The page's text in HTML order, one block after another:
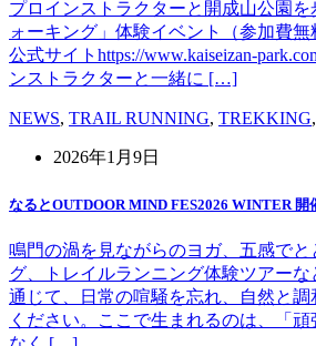
プロインストラクターと開成山公園
ォーキング」体験イベント（参加費無
公式サイトhttps://www.kaiseizan-
ンストラクターと一緒に […]
NEWS, TRAIL RUNNING, TREKKING,
2026年1月9日
なるとOUTDOOR MIND FES2026 WINTER 開
鳴門の渦を見ながらのヨガ、五感で
グ、トレイルランニング体験ツアー
通じて、日常の喧騒を忘れ、自然と
ください。ここで生まれるのは、「